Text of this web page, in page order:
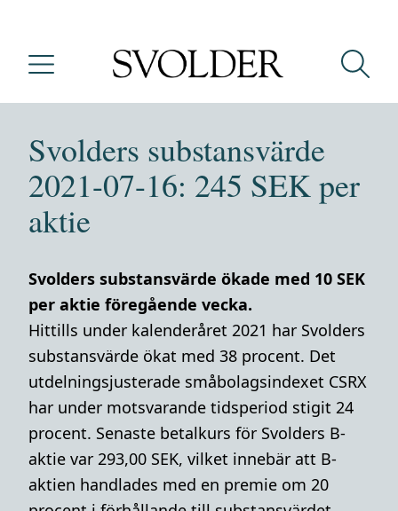
Svolders substansvärde
2021-07-16: 245 SEK per
aktie
Svolders substansvärde ökade med 10 SEK
per aktie föregående vecka.
Hittills under kalenderåret 2021 har Svolders
substansvärde ökat med 38 procent. Det
utdelningsjusterade småbolagsindexet CSRX
har under motsvarande tidsperiod stigit 24
procent. Senaste betalkurs för Svolders B-
aktie var 293,00 SEK, vilket innebär att B-
aktien handlades med en premie om 20